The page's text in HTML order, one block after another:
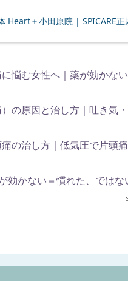
悩む女性へ｜薬が効かな
の原因と治し方｜吐き気
の治し方｜低気圧で片頭
効かない＝慣れた、ではな
Heart＋小田原院 | SPICARE正